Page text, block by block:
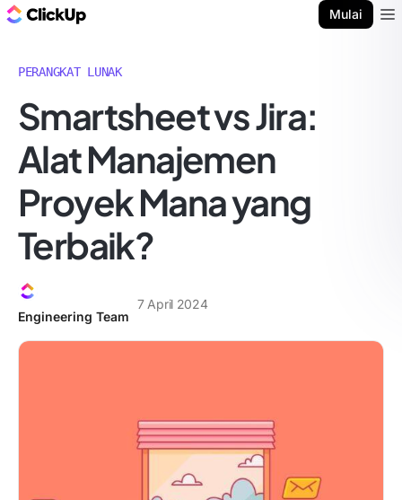
Mulai
PERANGKAT LUNAK
Smartsheet vs Jira:
Alat Manajemen
Proyek Mana yang
Terbaik?
Engineering Team
7 April 2024